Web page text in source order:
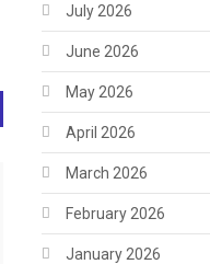
July 2026
June 2026
May 2026
April 2026
March 2026
February 2026
January 2026